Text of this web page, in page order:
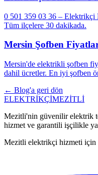
0 501 359 03 36 – Elektrikçi
Tüm ilçelere 30 dakikada.
Mersin Şofben
Mersin'de elektrikli şofben
dahil ücretler. En iyi şofben
← Blog'a geri dön
ELEKTRİKÇİMEZİTLİ
Mezitli'nin güvenilir elektrik
hizmet ve garantili işçilikle
Mezitli elektrikçi hizmeti için